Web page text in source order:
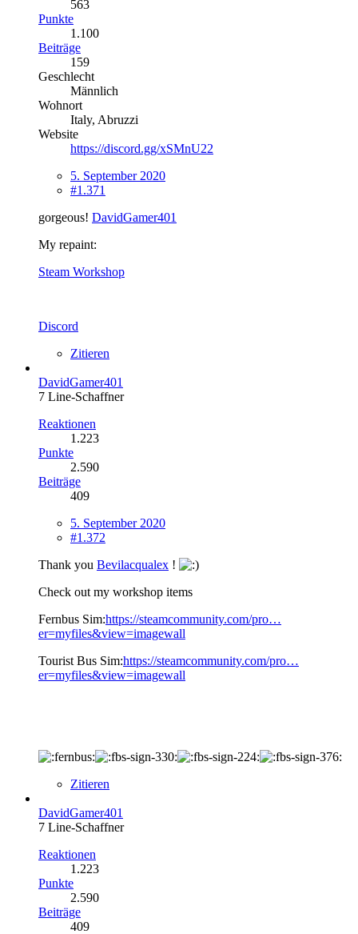
563
Punkte
1.100
Beiträge
159
Geschlecht
Männlich
Wohnort
Italy, Abruzzi
Website
https://discord.gg/xSMnU22
5. September 2020
#1.371
gorgeous! DavidGamer401
My repaint:
Steam Workshop
Discord
Zitieren
DavidGamer401
7 Line-Schaffner
Reaktionen
1.223
Punkte
2.590
Beiträge
409
5. September 2020
#1.372
Thank you Bevilacqualex !
Check out my workshop items
Fernbus Sim:https://steamcommunity.com/pro…
er=myfiles&view=imagewall
Tourist Bus Sim:https://steamcommunity.com/pro…
er=myfiles&view=imagewall
Zitieren
DavidGamer401
7 Line-Schaffner
Reaktionen
1.223
Punkte
2.590
Beiträge
409